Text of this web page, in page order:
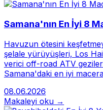
Samana'nın En İyi 8
Havuzun ötesini
şelale yürüyüşleri, Los
verici off-road ATV
Samana'daki en iyi
08.06.2026
Makaleyi oku →